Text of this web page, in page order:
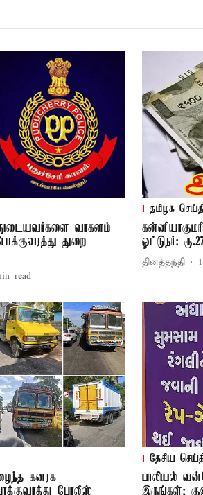
வாகனம்
துறை
read
தமிழக
ஓட்டுநர்:
தினத்தந்தி
கனரக
போலீஸ்
தேசிய
பாலியல்
இருங்கள்;